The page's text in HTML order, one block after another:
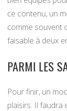
ce contenu, un
comme souvent
faisable à deux
PARMI LES
Pour finir, un
plaisirs. Il faudra